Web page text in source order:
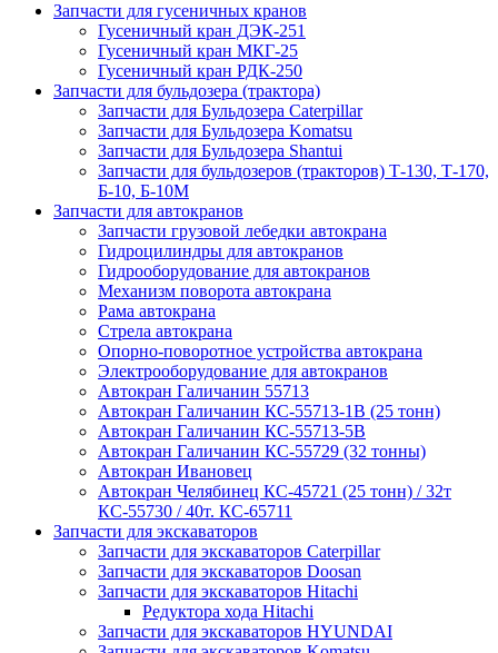
Запчасти для гусеничных кранов
Гусеничный кран ДЭК-251
Гусеничный кран МКГ-25
Гусеничный кран РДК-250
Запчасти для бульдозера (трактора)
Запчасти для Бульдозера Caterpillar
Запчасти для Бульдозера Komatsu
Запчасти для Бульдозера Shantui
Запчасти для бульдозеров (тракторов) Т-130, Т-170,
Б-10, Б-10М
Запчасти для автокранов
Запчасти грузовой лебедки автокрана
Гидроцилиндры для автокранов
Гидрооборудование для автокранов
Механизм поворота автокрана
Рама автокрана
Стрела автокрана
Опорно-поворотное устройства автокрана
Электрооборудование для автокранов
Автокран Галичанин 55713
Автокран Галичанин КС-55713-1В (25 тонн)
Автокран Галичанин КС-55713-5В
Автокран Галичанин КС-55729 (32 тонны)
Автокран Ивановец
Автокран Челябинец КС-45721 (25 тонн) / 32т
КС-55730 / 40т. КС-65711
Запчасти для экскаваторов
Запчасти для экскаваторов Caterpillar
Запчасти для экскаваторов Doosan
Запчасти для экскаваторов Hitachi
Редуктора хода Hitachi
Запчасти для экскаваторов HYUNDAI